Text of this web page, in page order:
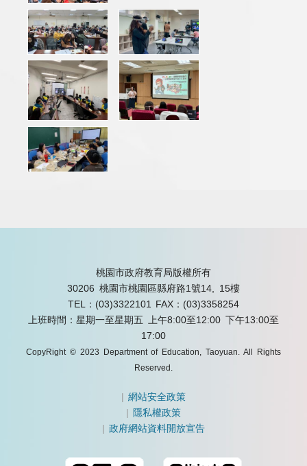
桃園市政府教育局版權所有
30206 桃園市桃園區縣府路1號14, 15樓
TEL：(03)3322101
FAX：(03)3358254
上班時間：星期一至星期五 上午8:00至12:00 下午13:00至
17:00
CopyRight © 2023 Department of Education, Taoyuan. All Rights
Reserved.
|網站安全政策
|隱私權政策
|政府網站資料開放宣告